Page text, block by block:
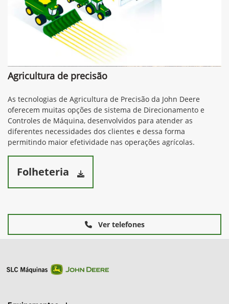
Agricultura de precisão
As tecnologias de Agricultura de Precisão da John Deere
oferecem muitas opções de sistema de Direcionamento e
Controles de Máquina, desenvolvidos para atender as
diferentes necessidades dos clientes e dessa forma
permitindo maior efetividade nas operações agrícolas.
Folheteria
Ver telefones